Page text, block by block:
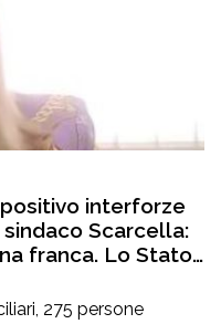
interforze
sindaco Scarcella:
franca. Lo Stato
275 persone